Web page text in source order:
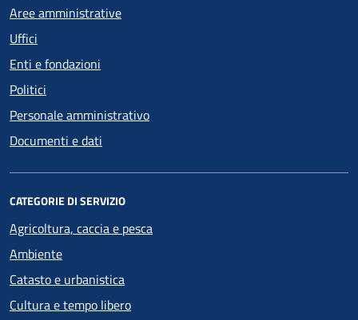
Aree amministrative
Uffici
Enti e fondazioni
Politici
Personale amministrativo
Documenti e dati
CATEGORIE DI SERVIZIO
Agricoltura, caccia e pesca
Ambiente
Catasto e urbanistica
Cultura e tempo libero